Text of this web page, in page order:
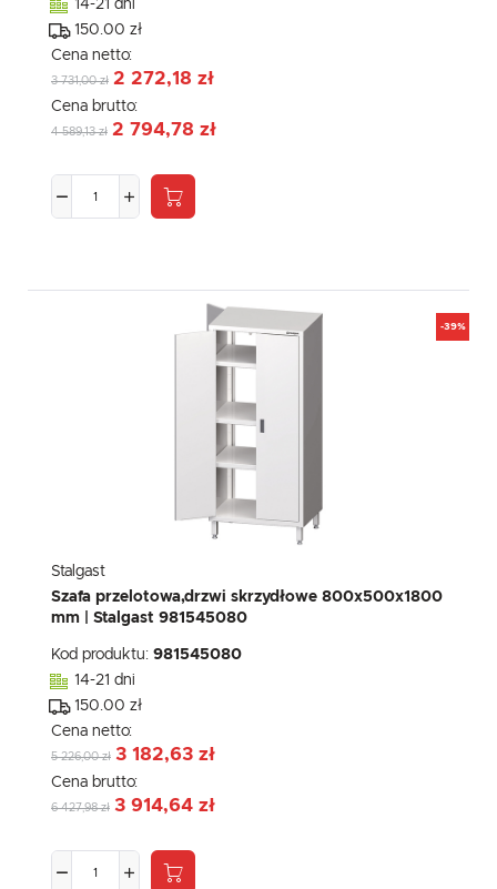
14-21 dni
150.00 zł
Cena netto:
3 731,00 zł 2 272,18 zł
Cena brutto:
4 589,13 zł 2 794,78 zł
-39%
Stalgast
Szafa przelotowa,drzwi skrzydłowe 800x500x1800
mm | Stalgast 981545080
Kod produktu: 981545080
14-21 dni
150.00 zł
Cena netto:
5 226,00 zł 3 182,63 zł
Cena brutto:
6 427,98 zł 3 914,64 zł